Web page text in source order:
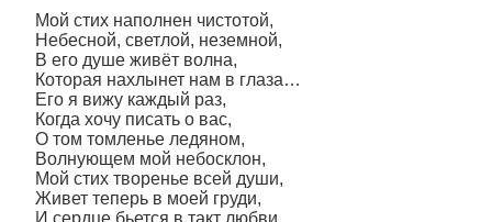
Мой стих наполнен чистотой,
Небесной, светлой, неземной,
В его душе живёт волна,
Которая нахлынет нам в глаза…
Его я вижу каждый раз,
Когда хочу писать о вас,
О том томленье ледяном,
Волнующем мой небосклон,
Мой стих творенье всей души,
Живет теперь в моей груди,
И сердце бьется в такт любви,